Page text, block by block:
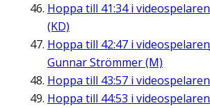
Hoppa till 41:34i videospelaren
(KD)
Hoppa till 42:47 i videospelaren
Gunnar Strömmer (M)
Hoppa till 43:57 i videospelaren
Hoppa till 44:53 i videospelaren